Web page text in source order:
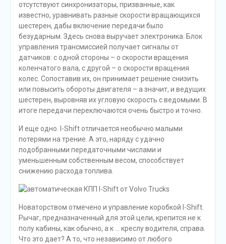
отсутствуют синхронизаторы, призванные, как
известно, уравнивать разные скорости вращающихся
шестерен, дабы включение передачи было
безударным. Здесь снова выручает электроника. Блок
управления трансмиссией получает сигналы от
датчиков: с одной стороны – о скорости вращения
коленчатого вала, с другой – о скорости вращения
колес. Сопоставив их, он принимает решение снизить
или повысить обороты двигателя – а значит, и ведущих
шестерен, выровняв их угловую скорость с ведомыми. В
итоге передачи переключаются очень быстро и точно.
И еще одно. I-Shift отличается необычно малыми
потерями на трение. А это, наряду с удачно
подобранными передаточными числами и
уменьшенным собственным весом, способствует
снижению расхода топлива.
Новаторством отмечено и управление коробкой I-Shift.
Рычаг, предназначенный для этой цели, крепится не к
полу кабины, как обычно, а к … креслу водителя, справа.
Что это дает? А то, что независимо от любого